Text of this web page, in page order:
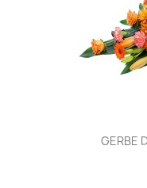
GERBE